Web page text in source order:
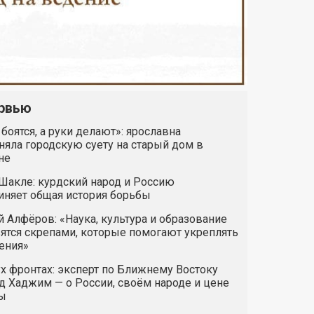
боятся, а руки делают»: ярославна
городскую суету на старый дом в
курдский народ и Россию
общая история борьбы
Алфёров: «Наука, культура и образование
скрепами, которые помогают укреплять
фронтах: эксперт по Ближнему Востоку
Хаджим — о России, своём народе и цене